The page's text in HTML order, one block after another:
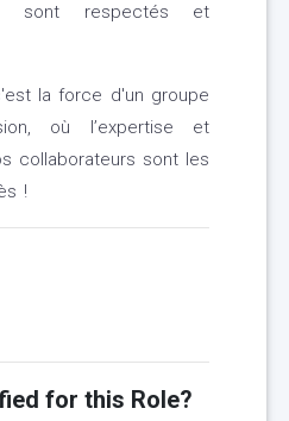
sont respectés et
la force d'un groupe
où l’expertise et
collaborateurs sont les
!
for this Role?